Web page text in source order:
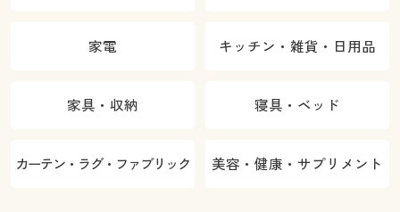
家電 キッチン・雑貨・日用品
家具・収納 寝具・ベッド
カーテン・ラグ・ファブリック 美容・健康・サプリメント